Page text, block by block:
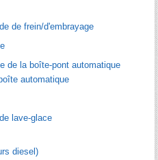
de frein/d'embrayage
de la boîte-pont automatique
automatique
lave-glace
diesel)